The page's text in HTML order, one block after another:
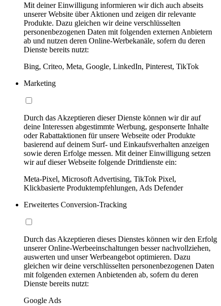
Mit deiner Einwilligung informieren wir dich auch abseits
unserer Website über Aktionen und zeigen dir relevante
Produkte. Dazu gleichen wir deine verschlüsselten
personenbezogenen Daten mit folgenden externen Anbietern
ab und nutzen deren Online-Werbekanäle, sofern du deren
Dienste bereits nutzt:
Bing, Criteo, Meta, Google, LinkedIn, Pinterest, TikTok
Marketing
Durch das Akzeptieren dieser Dienste können wir dir auf
deine Interessen abgestimmte Werbung, gesponserte Inhalte
oder Rabattaktionen für unsere Webseite oder Produkte
basierend auf deinem Surf- und Einkaufsverhalten anzeigen
sowie deren Erfolge messen. Mit deiner Einwilligung setzen
wir auf dieser Webseite folgende Drittdienste ein:
Meta-Pixel, Microsoft Advertising, TikTok Pixel,
Klickbasierte Produktempfehlungen, Ads Defender
Erweitertes Conversion-Tracking
Durch das Akzeptieren dieses Dienstes können wir den Erfolg
unserer Online-Werbeeinschaltungen besser nachvollziehen,
auswerten und unser Werbeangebot optimieren. Dazu
gleichen wir deine verschlüsselten personenbezogenen Daten
mit folgenden externen Anbietenden ab, sofern du deren
Dienste bereits nutzt:
Google Ads